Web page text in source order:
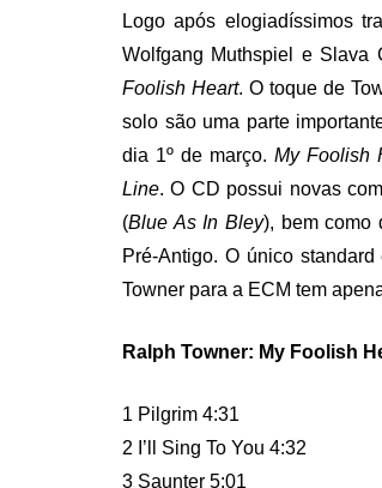
Logo após elogiadíssimos
Wolfgang Muthspiel e Slava
Foolish Heart. O toque de
solo são uma parte
dia 1º de março. My Foolish
Line. O CD possui novas
(Blue As In Bley), bem como
Pré-Antigo. O único
Towner para a ECM tem
Ralph Towner: My Foolish
1 Pilgrim 4:31
2 I’ll Sing To You 4:32
3 Saunter 5:01